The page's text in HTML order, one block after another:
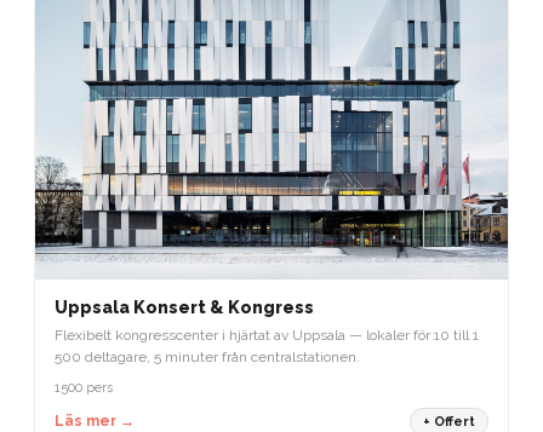
Uppsala Konsert & Kongress
Flexibelt kongresscenter i hjärtat av Uppsala — lokaler för 10 till 1
500 deltagare, 5 minuter från centralstationen.
1500 pers
Läs mer → + Offert